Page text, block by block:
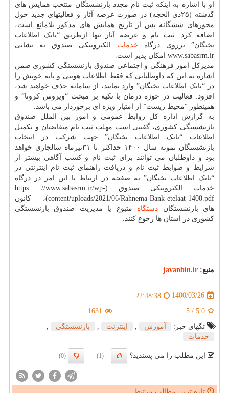
او با اشاره به اینکه ثبت نام مجدد بازنشستگان منتخب همایش های
گذشته (۲۵ذی الحجه) در صورت عرضه آثار و فعالیتهای جدید حول
محورهای ششگانه پس از تاریخ همایش های مذکور بلامانع است،
اضافه کرد: ثبت نام و عرضه آثار تنها ازطریق “بانک اطلاعات
نخبگان” برروی درگاه خدمات الکترونیکی صندوق به نشانی
www.sabasrm.ir امکان پذیر است.
مدیرکل امور فرهنگی و اجتماعی صندوق بازنشستگی کشوری ضمن
اشاره به این که داوطلبانی که فقط اطلاعات هویتی و پایه خویش را
در “بانک اطلاعات نخبگان” وارد نمایند، از سامانه حذف خواهند شد،
افزود: فعالیت در حوزه درمان با تکیه بر مبحث “ویروس کرونا” و
همینطور “محیط زیست” از امتیاز ویژه ای برخوردار می باشد.
به گزارش اداره کل روابط عمومی و امور بین الملل صندوق
بازنشستگی کشوری، گفتنی است مهلت ثبت نام متقاضیان و تکمیل
اطلاعات “بانک اطلاعات نخبگان” جهت شرکت در انتخاب
بازنشستگان نمونه سال ۱۴۰۰ حداکثر تا ۳۱تیرماه سالجاری خواهد
بود و داوطلبان می توانند برای ثبت نام و کسب آگاهی بیشتر از
شرایط و ضوابط ثبت نام و دریافت راهنمای ثبت نام اینترنتی در
“بانک اطلاعات نخبگان” به صفحه در ارتباط با این امر در درگاه
خدمات الکترونیکی صندوق (https: //www.sabasrm.ir/wp-
content/uploads/2021/06/Rahnema-Bank-etelaat-1400.pdf)، کانون
های بازنشستگان دستگاه متبوع یا مدیریت صندوق بازنشستگی
کشوری در استان ها رجوع کنند.
منبع: javanbin.ir
1400/03/26
22:48:38
5.0
/
5
1631
تگهای خبر:
آموزش اینترنت بازنشستگی
خدمات
این مطلب را می پسندید؟ (1)
(0)